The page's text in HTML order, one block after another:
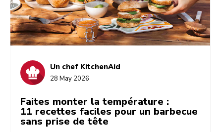
Un chef KitchenAid
28 May 2026
Faites monter la température :
11 recettes faciles pour un barbecue
sans prise de tête